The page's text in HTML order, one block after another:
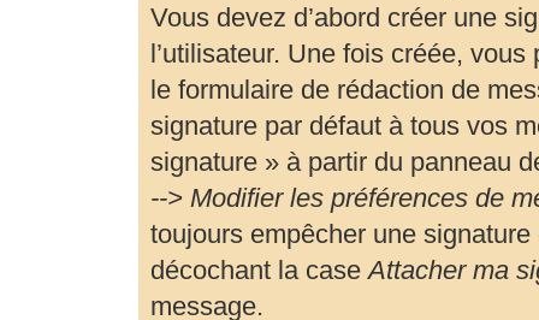
Vous devez d’abord créer une
l’utilisateur. Une fois créée,
le formulaire de rédaction de
signature par défaut à tous vos
signature » à partir du panneau
--> Modifier les préférences de
toujours empêcher une
décochant la caseAttacher ma
message.